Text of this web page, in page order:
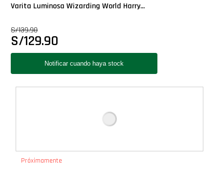
Varita Luminosa Wizarding World Harry...
S/139.90
S/129.90
Próximamente